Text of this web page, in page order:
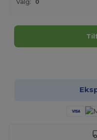
Valg: 0